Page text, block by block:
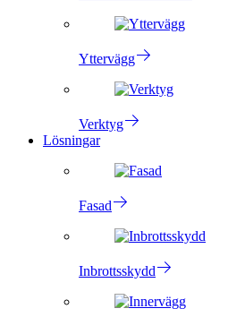
Yttervägg
Verktyg
Lösningar
Fasad
Inbrottsskydd